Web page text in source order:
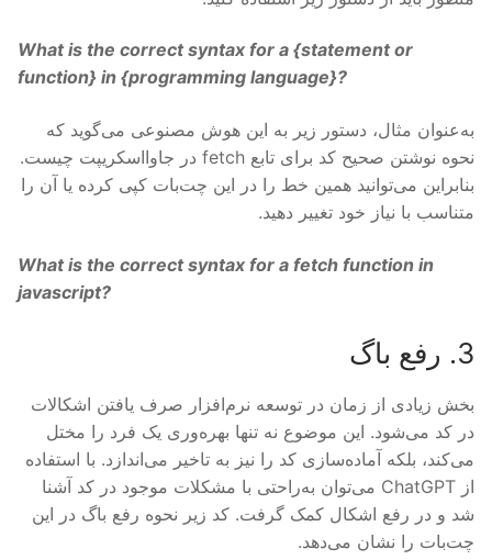
What is the correct syntax for a {statementor
function} in {programming language}?
به‌عنوان مثال، دستور زیر به این هوش مصنوعی می‌گوید که
نحوه نوشتن صحیح کد برای تابع fetch در جاوااسکریپت چیست.
بنابراین می‌توانید همین خط را در این چت‌بات کپی کرده یا آن را
متناسب با نیاز خود تغییر دهید.
What is the correct syntax for a fetch function in
javascript?
3. رفع باگ
بخش زیادی از زمان در توسعه نرم‌افزار صرف یافتن اشکالات
در کد می‌شود. این موضوع نه تنها بهره‌وری یک فرد را مختل
می‌کند، بلکه آماده‌سازی کد را نیز به تاخیر می‌اندازد. با استفاده
از ChatGPT می‌توان به‌راحتی با مشکلات موجود در کد آشنا
شد و در رفع اشکال کمک گرفت. کد زیر نحوه رفع باگ در این
چت‌بات را نشان می‌دهد.